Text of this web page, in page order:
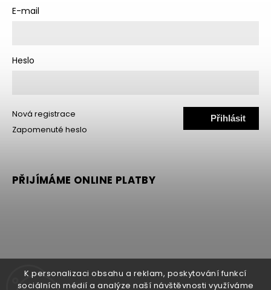
K personalizaci obsahu a reklam, poskytování funkcí
sociálních médií a analýze naší návštěvnosti využíváme
E-mail
Heslo
Přihlásit
Nová registrace
Zapomenuté heslo
PŘIJÍMÁME ONLINE PLATBY